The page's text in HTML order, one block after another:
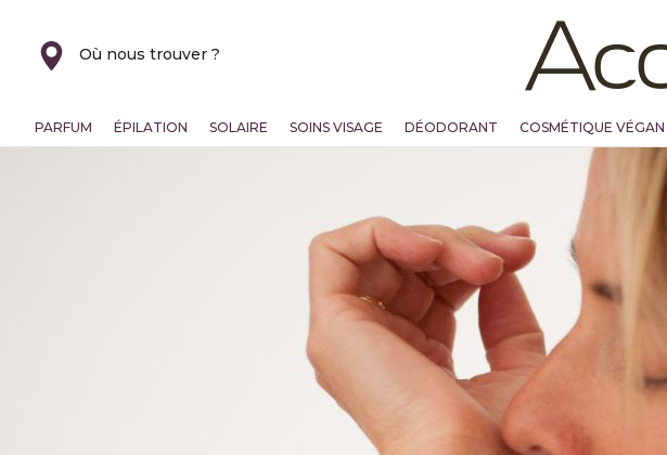
Où nous trouver ?
PARFUM ÉPILATION SOLAIRE SOINS VISAGE DÉODORANT COSMÉTIQUE VÉGAN